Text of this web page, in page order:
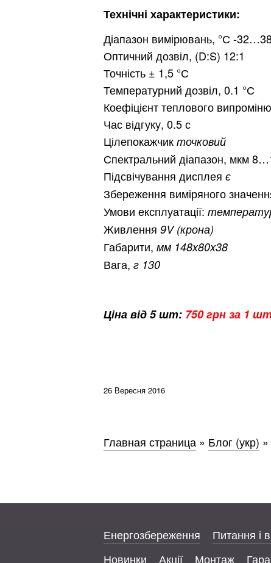
Технічні характеристики:
Діапазон вимірювань, °С -
Оптичний дозвіл, (D:S) 12:1
Точність ± 1,5 °С
Температурний дозвіл, 0.1 °С
Коефіцієнт теплового
Час відгуку, 0.5 с
Цілепокажчик точковий
Спектральний діапазон, мкм
Підсвічування дисплея є
Збереження виміряного
Умови експлуатації:
Живлення 9V (крона)
Габарити, мм 148x80x38
Вага, г 130
Ціна від 5 шт: 750 грн за 1
26 Вересня 2016
Главная страница » Блог (укр) »
Енергозбереження Питання і
Новинки
Акції Монтаж
Дніпро